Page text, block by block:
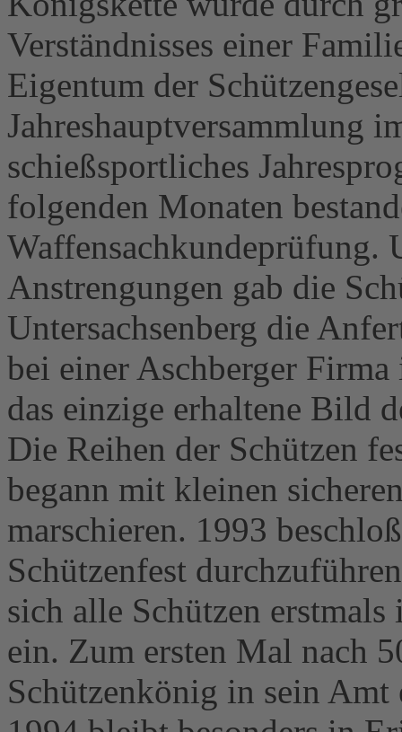
Verständnisses einer
Eigentum der
Jahreshauptversammlung
schießsportliches
folgenden Monaten
Waffensachkundeprüfung.
Anstrengungen gab die
Untersachsenberg die
bei einer Aschberger
das einzige erhaltene Bild
Die Reihen der Schützen
begann mit kleinen
marschieren. 1993
Schützenfest
sich alle Schützen
ein. Zum ersten Mal nach
Schützenkönig in sein Amt